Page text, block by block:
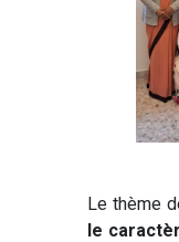
Le thème
le